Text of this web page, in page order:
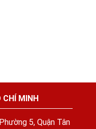
CHÍ MINH
5, Quận Tân